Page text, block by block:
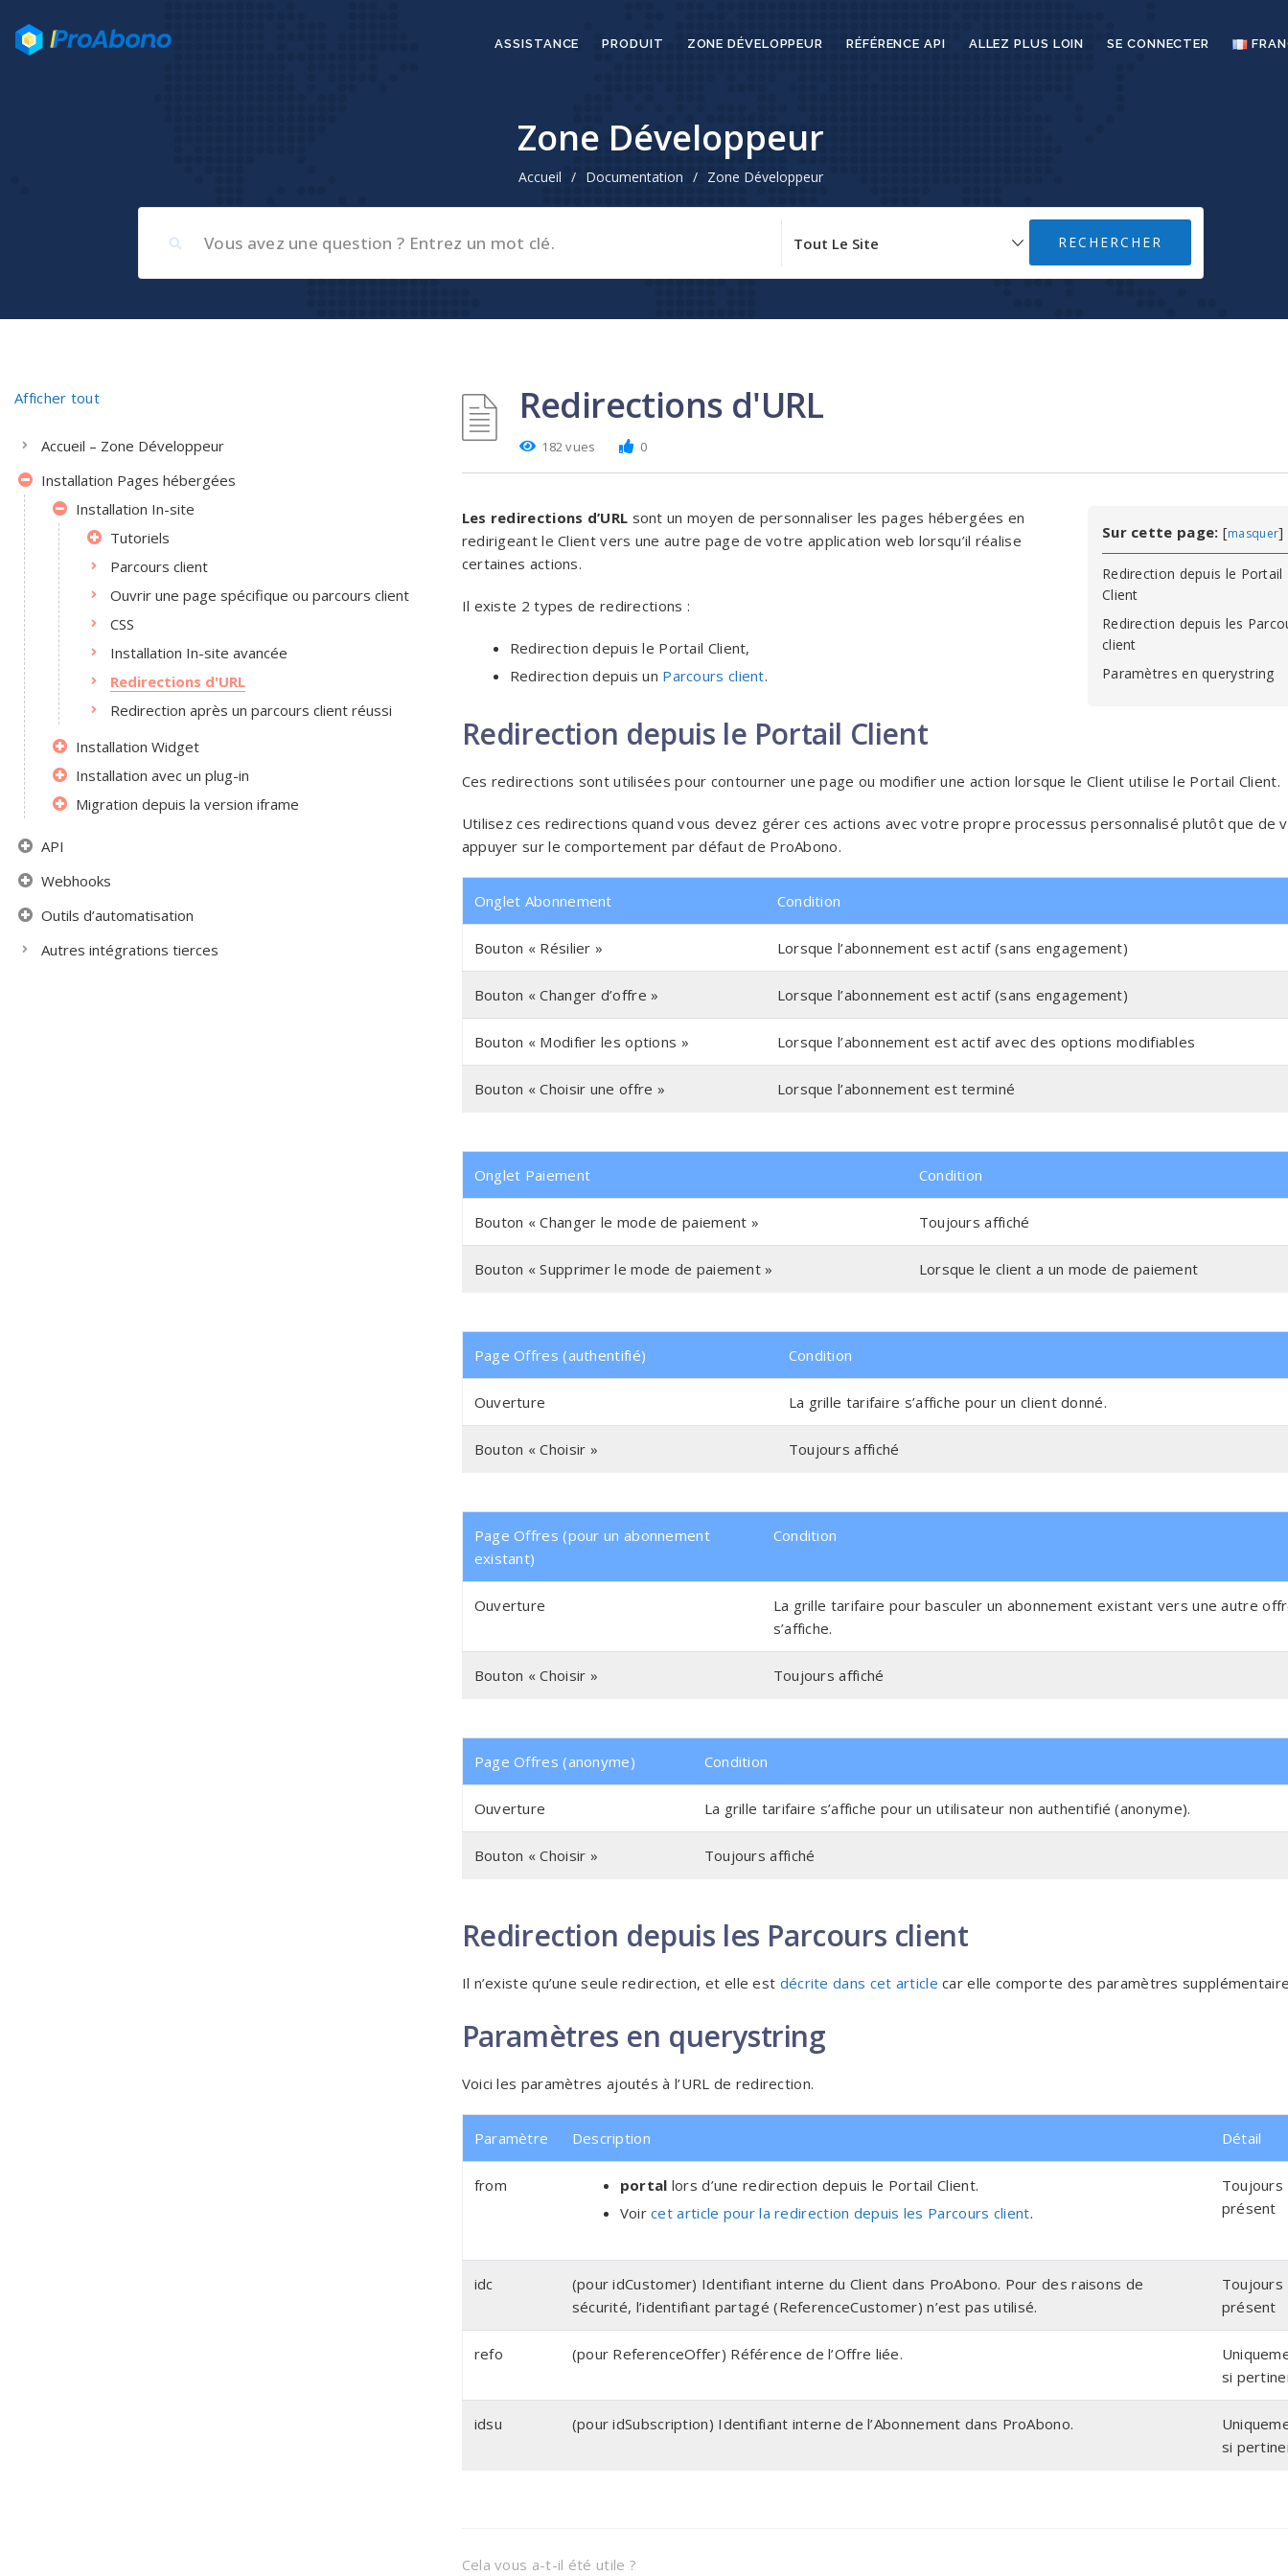
ASSISTANCE PRODUIT ZONE DÉVELOPPEUR RÉFÉRENCE API ALLEZ PLUS LOIN SE CONNECTER
Zone Développeur
Accueil / Documentation / Zone Développeur
Afficher tout
Accueil – Zone Développeur
Installation Pages hébergées
Installation In-site
Tutoriels
Parcours client
Ouvrir une page spécifique ou parcours client
CSS
Installation In-site avancée
Redirections d'URL
Redirection après un parcours client réussi
Installation Widget
Installation avec un plug-in
Migration depuis la version iframe
API
Webhooks
Outils d’automatisation
Autres intégrations tierces
Redirections d'URL
182 vues 0
Sur cette page: [masquer]
Redirection depuis le Portail
Client
Redirection depuis les
client
Paramètres en querystring
Les redirections d’URL sont un moyen de personnaliser les pages hébergées en
redirigeant le Client vers une autre page de votre application web lorsqu’il réalise
certaines actions.
Il existe 2 types de redirections :
Redirection depuis le Portail Client,
Redirection depuis un Parcours client.
Redirection depuis le Portail Client
Ces redirections sont utilisées pour contourner une page ou modifier une action lorsque le Client utilise le Portail Client.
Utilisez ces redirections quand vous devez gérer ces actions avec votre propre processus personnalisé plutôt que de
appuyer sur le comportement par défaut de ProAbono.
Onglet Abonnement Condition
Bouton « Résilier » Lorsque l’abonnement est actif (sans engagement)
Bouton « Changer d’offre » Lorsque l’abonnement est actif (sans engagement)
Bouton « Modifier les options » Lorsque l’abonnement est actif avec des options modifiables
Bouton « Choisir une offre » Lorsque l’abonnement est terminé
Onglet Paiement Condition
Bouton « Changer le mode de paiement » Toujours affiché
Bouton « Supprimer le mode de paiement » Lorsque le client a un mode de paiement
Page Offres (authentifié) Condition
Ouverture La grille tarifaire s’affiche pour un client donné.
Bouton « Choisir » Toujours affiché
Page Offres (pour un abonnement
existant)
Condition
Ouverture
La grille tarifaire pour basculer un abonnement existant vers une autre
s’affiche.
Bouton « Choisir » Toujours affiché
Page Offres (anonyme) Condition
Ouverture La grille tarifaire s’affiche pour un utilisateur non authentifié (anonyme).
Bouton « Choisir » Toujours affiché
Redirection depuis les Parcours client
Il n’existe qu’une seule redirection, et elle est décrite dans cet article car elle comporte des paramètres
Paramètres en querystring
Voici les paramètres ajoutés à l’URL de redirection.
Paramètre Description Détail
from portal lors d’une redirection depuis le Portail Client.
Voircet article pour la redirection depuis les Parcours client.
Toujours
présent
idc
(pour idCustomer) Identifiant interne du Client dans ProAbono. Pour des raisons de
sécurité, l’identifiant partagé (ReferenceCustomer) n’est pas utilisé.
Toujours
présent
refo (pour ReferenceOffer) Référence de l’Offre liée.
si
idsu (pour idSubscription) Identifiant interne de l’Abonnement dans ProAbono.
si
Cela vous a-t-il été utile ?